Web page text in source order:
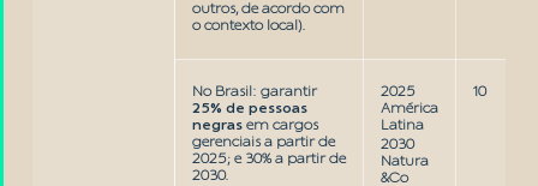
outros, de acordo com
o contexto local).
No Brasil: garantir
25% de pessoas
negrasem cargos
gerenciais a partir de
2025; e 30% a partir de
2030.
2025
América
Latina
2030
Natura
&Co
10